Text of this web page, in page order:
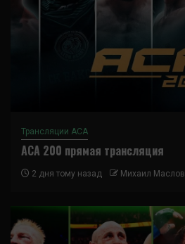
Трансляции ACA
ACA 200 прямая трансляция
2 дня тому назад Михаил Маслов